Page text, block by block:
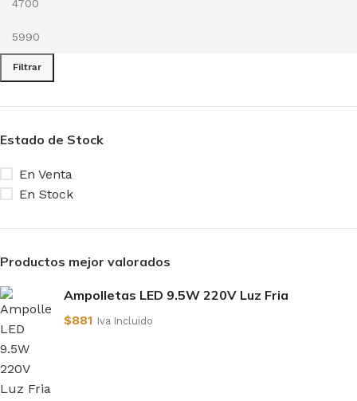
Filtrar
Estado de Stock
En Venta
En Stock
Productos mejor valorados
Ampolletas LED 9.5W 220V Luz Fria
$881 Iva Incluido